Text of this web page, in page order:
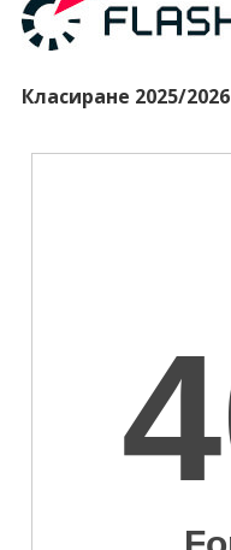
Класиране 2025/2026